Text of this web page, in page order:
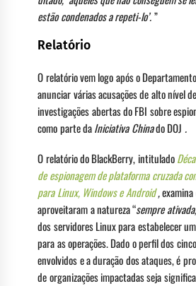
estão condenados a repeti-lo’.”
Relatório
O relatório vem logo após o
anunciar várias acusações de alto nível
investigações abertas do FBI sobre
como parte daIniciativa Chinado DOJ .
O relatório do BlackBerry, intitulado
de espionagem de plataforma cruzada
para Linux, Windows e Android,examina
aproveitaram a natureza “sempre
dos servidores Linux para estabelecer
para as operações. Dado o perfil dos
envolvidos e a duração dos ataques, é
de organizações impactadas seja